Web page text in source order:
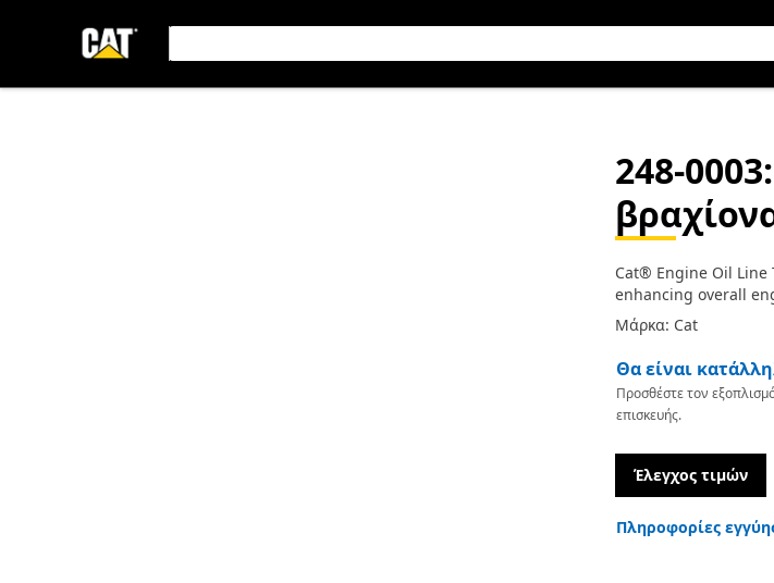
248-0003
Cat® Engine Oil
enhancing overall
Μάρκα: Cat
Θα είναι
Προσθέστε τον
επισκευής.
Έλεγχος τιμών
Πληροφορίες